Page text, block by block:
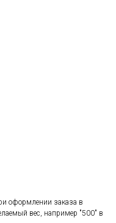
оформлении заказа в
вес, например "500" в